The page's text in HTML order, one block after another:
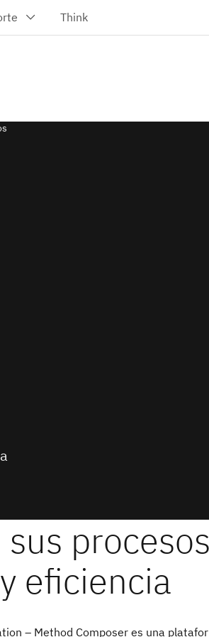
– Method Composer es una